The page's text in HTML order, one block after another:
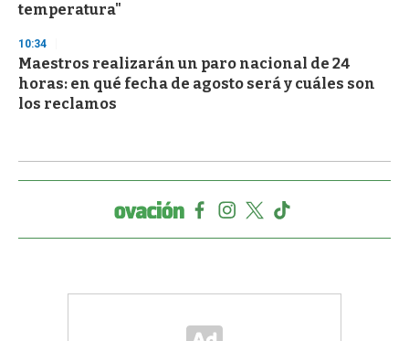
temperatura"
10:34
Maestros realizarán un paro nacional de 24
horas: en qué fecha de agosto será y cuáles son
los reclamos